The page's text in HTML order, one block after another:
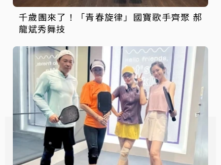
千歲團來了！「青春旋律」國寶歌手齊聚 郝
龍斌秀舞技